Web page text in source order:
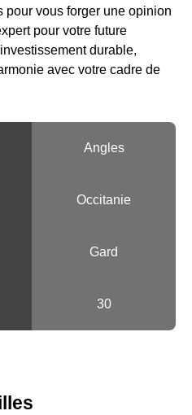
vous forger une opinion
pour votre future
durable,
avec votre cadre de
Angles
Occitanie
Gard
30